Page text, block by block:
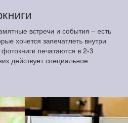
встречи и события – есть
хочется запечатлеть внутри
печатаются в 2-3
действует специальное